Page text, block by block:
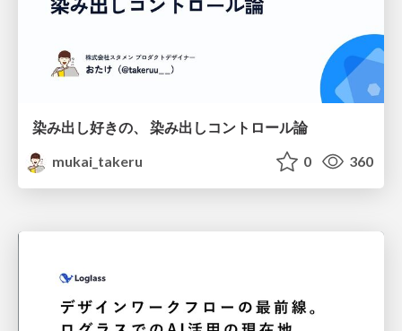
染み出し好きの、 染み出しコントロール論
mukai_takeru
0 360